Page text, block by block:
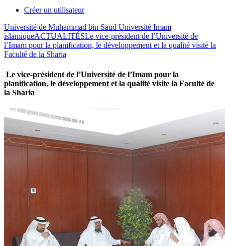
Créer un utilisateur
Université de Muhammad bin Saud Université Imam
islamiqueACTUALITÉSLe vice-président de l’Université de
l’Imam pour la planification, le développement et la qualité visite la
Faculté de la Sharia
Le vice-président de l’Université de l’Imam pour la
planification, le développement et la qualité visite la Faculté de
la Sharia